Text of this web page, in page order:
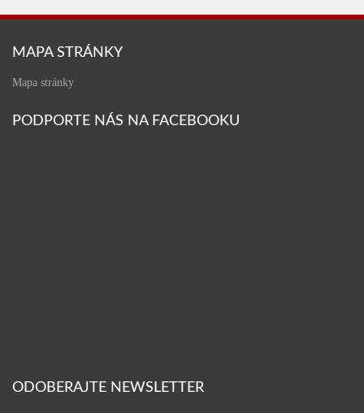
MAPA STRÁNKY
Mapa stránky
PODPORTE NÁS NA FACEBOOKU
ODOBERAJTE NEWSLETTER